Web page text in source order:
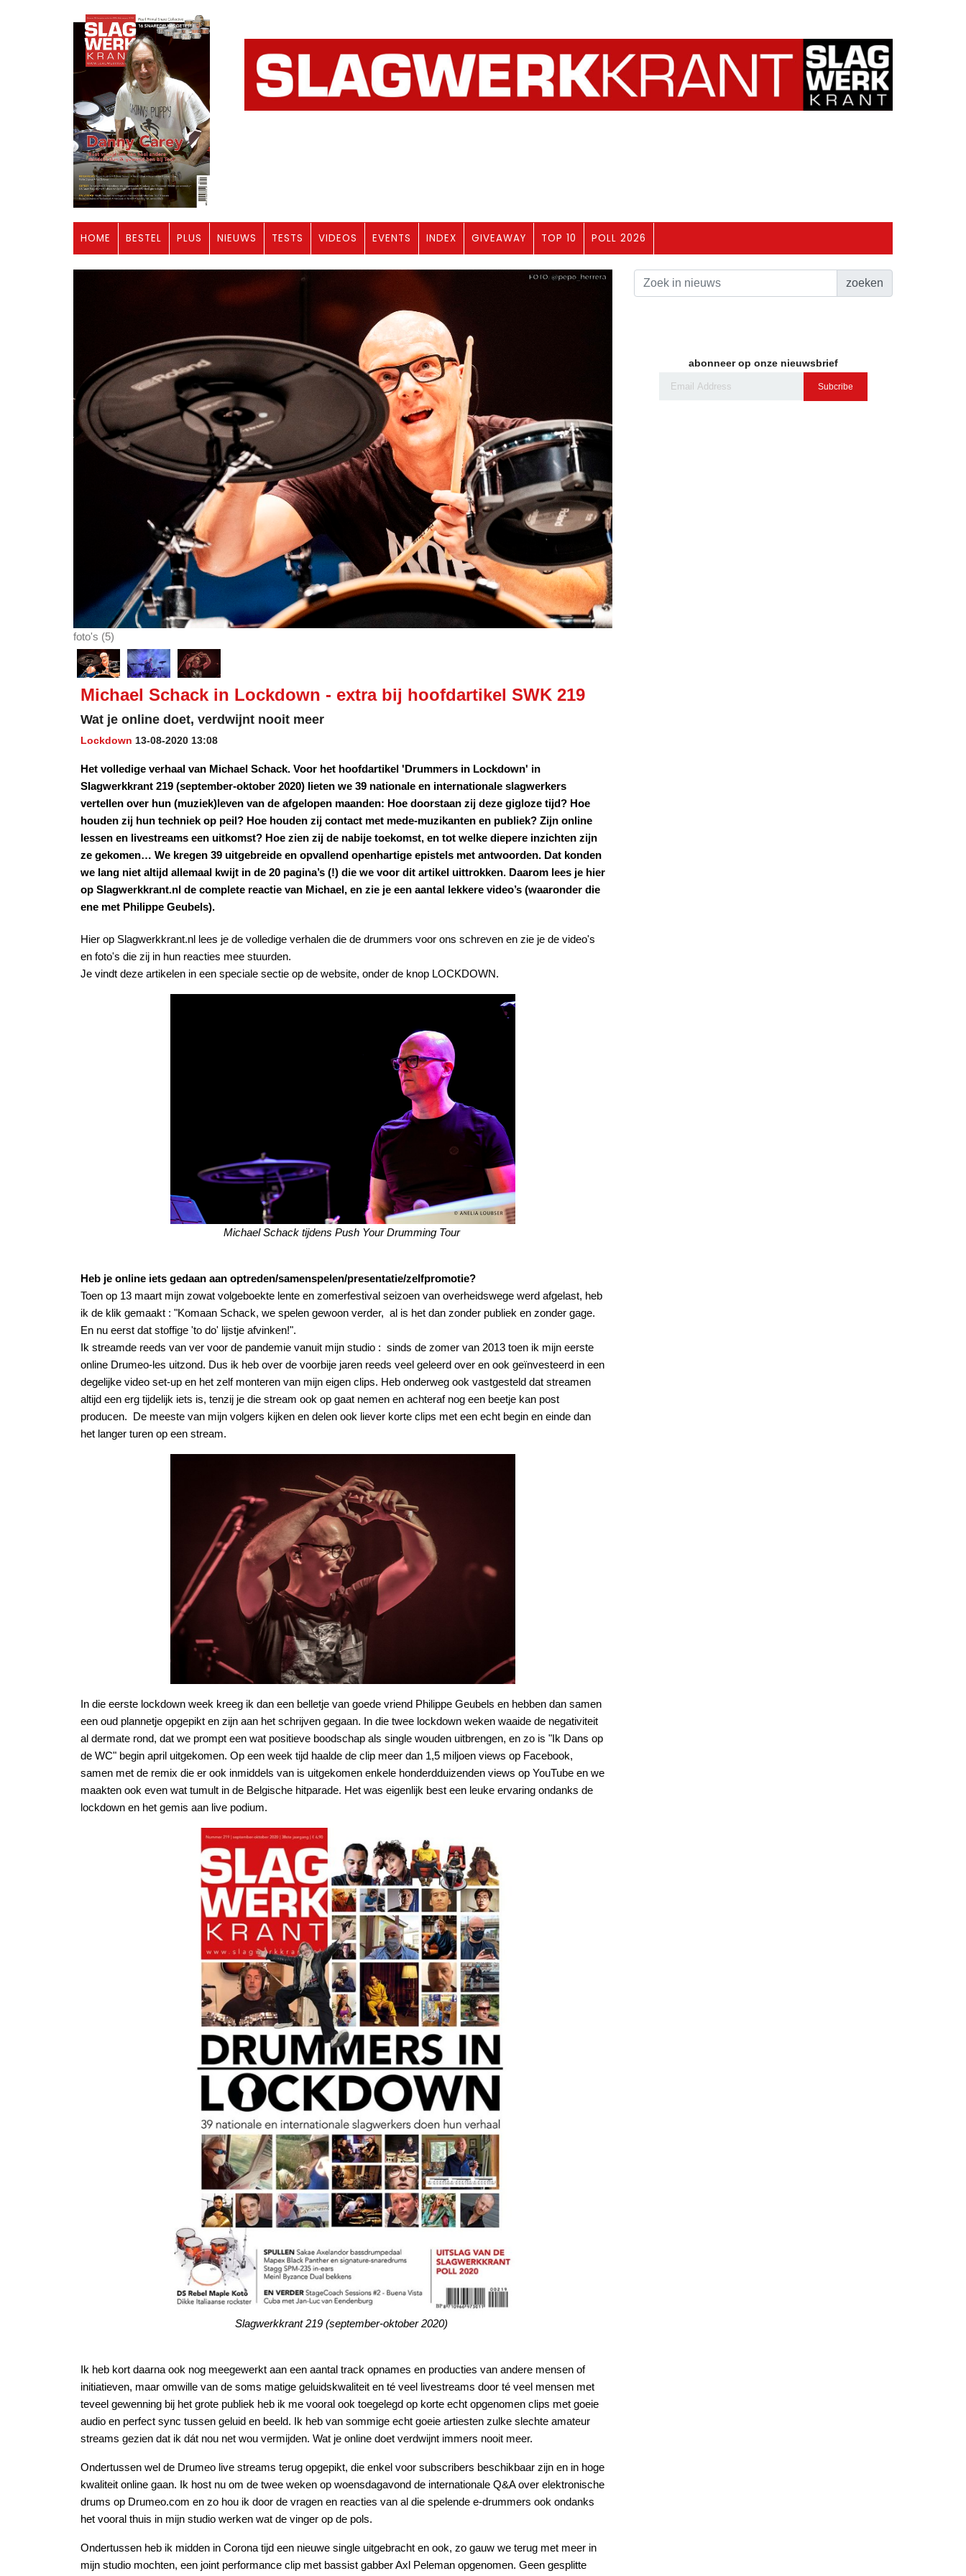
HOME BESTEL PLUS NIEUWS TESTS VIDEOS EVENTS INDEX GIVEAWAY TOP 10 POLL 2026
foto's (5)
Michael Schack in Lockdown - extra bij hoofdartikel SWK 219
Wat je online doet, verdwijnt nooit meer
Lockdown 13-08-2020 13:08
Het volledige verhaal van Michael Schack. Voor het hoofdartikel 'Drummers in Lockdown' in
Slagwerkkrant 219 (september-oktober 2020) lieten we 39 nationale en internationale slagwerkers
vertellen over hun (muziek)leven van de afgelopen maanden: Hoe doorstaan zij deze gigloze tijd? Hoe
houden zij hun techniek op peil? Hoe houden zij contact met mede-muzikanten en publiek? Zijn online
lessen en livestreams een uitkomst? Hoe zien zij de nabije toekomst, en tot welke diepere inzichten zijn
ze gekomen… We kregen 39 uitgebreide en opvallend openhartige epistels met antwoorden. Dat konden
we lang niet altijd allemaal kwijt in de 20 pagina’s (!) die we voor dit artikel uittrokken. Daarom lees je hier
op Slagwerkkrant.nl de complete reactie van Michael, en zie je een aantal lekkere video’s (waaronder die
ene met Philippe Geubels).
Hier op Slagwerkkrant.nl lees je de volledige verhalen die de drummers voor ons schreven en zie je de video's
en foto's die zij in hun reacties mee stuurden.
Je vindt deze artikelen in een speciale sectie op de website, onder de knop LOCKDOWN.
Michael Schack tijdens Push Your Drumming Tour
Heb je online iets gedaan aan optreden/samenspelen/presentatie/zelfpromotie?
Toen op 13 maart mijn zowat volgeboekte lente en zomerfestival seizoen van overheidswege werd afgelast, heb
ik de klik gemaakt : "Komaan Schack, we spelen gewoon verder, al is het dan zonder publiek en zonder gage.
En nu eerst dat stoffige 'to do' lijstje afvinken!".
Ik streamde reeds van ver voor de pandemie vanuit mijn studio : sinds de zomer van 2013 toen ik mijn eerste
online Drumeo-les uitzond. Dus ik heb over de voorbije jaren reeds veel geleerd over en ook geïnvesteerd in een
degelijke video set-up en het zelf monteren van mijn eigen clips. Heb onderweg ook vastgesteld dat streamen
altijd een erg tijdelijk iets is, tenzij je die stream ook op gaat nemen en achteraf nog een beetje kan post
producen. De meeste van mijn volgers kijken en delen ook liever korte clips met een echt begin en einde dan
het langer turen op een stream.
In die eerste lockdown week kreeg ik dan een belletje van goede vriend Philippe Geubels en hebben dan samen
een oud plannetje opgepikt en zijn aan het schrijven gegaan. In die twee lockdown weken waaide de negativiteit
al dermate rond, dat we prompt een wat positieve boodschap als single wouden uitbrengen, en zo is "Ik Dans op
de WC" begin april uitgekomen. Op een week tijd haalde de clip meer dan 1,5 miljoen views op Facebook,
samen met de remix die er ook inmiddels van is uitgekomen enkele honderdduizenden views op YouTube en we
maakten ook even wat tumult in de Belgische hitparade. Het was eigenlijk best een leuke ervaring ondanks de
lockdown en het gemis aan live podium.
Slagwerkkrant 219 (september-oktober 2020)
Ik heb kort daarna ook nog meegewerkt aan een aantal track opnames en producties van andere mensen of
initiatieven, maar omwille van de soms matige geluidskwaliteit en té veel livestreams door té veel mensen met
teveel gewenning bij het grote publiek heb ik me vooral ook toegelegd op korte echt opgenomen clips met goeie
audio en perfect sync tussen geluid en beeld. Ik heb van sommige echt goeie artiesten zulke slechte amateur
streams gezien dat ik dát nou net wou vermijden. Wat je online doet verdwijnt immers nooit meer.
Ondertussen wel de Drumeo live streams terug opgepikt, die enkel voor subscribers beschikbaar zijn en in hoge
kwaliteit online gaan. Ik host nu om de twee weken op woensdagavond de internationale Q&A over elektronische
drums op Drumeo.com en zo hou ik door de vragen en reacties van al die spelende e-drummers ook ondanks
het vooral thuis in mijn studio werken wat de vinger op de pols.
Ondertussen heb ik midden in Corona tijd een nieuwe single uitgebracht en ook, zo gauw we terug met meer in
mijn studio mochten, een joint performance clip met bassist gabber Axl Peleman opgenomen. Geen gesplitte
zoeken
abonneer op onze nieuwsbrief
Subcribe